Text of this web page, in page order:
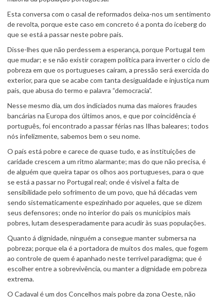
Esta conversa com o casal de reformados deixa-nos um sentimento
de revolta, porque este caso em concreto é a ponta do iceberg do
que se está a passar neste pobre país.
Disse-lhes que não perdessem a esperança, porque Portugal tem
que mudar; e se não existir coragem política para inverter o ciclo de
pobreza em que os portugueses caíram, a pressão será exercida do
exterior, para que se acabe com tanta desigualdade e injustiça num
país, que abusa do termo e palavra “democracia”.
Nesse mesmo dia, um dos indiciados numa das maiores fraudes
bancárias na Europa dos últimos anos, e que por coincidência é
português, foi encontrado a passar férias nas Ilhas baleares; todos
nós infelizmente, sabemos bem o seu nome.
O país está pobre e carece de quase tudo, e as instituições de
caridade crescem a um ritmo alarmante; mas do que não precisa, é
de alguém que queira tapar os olhos aos portugueses, para o que
se está a passar no Portugal real; onde é visível a falta de
sensibilidade pelo sofrimento de um povo, que há décadas vem
sendo sistematicamente espezinhado por aqueles, que se dizem
seus defensores; onde no interior do país os municípios mais
pobres, lutam desesperadamente para acudir às suas populações.
Quanto á dignidade, ninguém a consegue manter submersa na
pobreza; porque ela é a portadora de muitos dos males, que fogem
ao controle de quem é apanhado neste terrível paradigma; que é
escolher entre a sobrevivência, ou manter a dignidade em pobreza
extrema.
O Cadaval é um dos Concelhos mais pobre da zona Oeste, não